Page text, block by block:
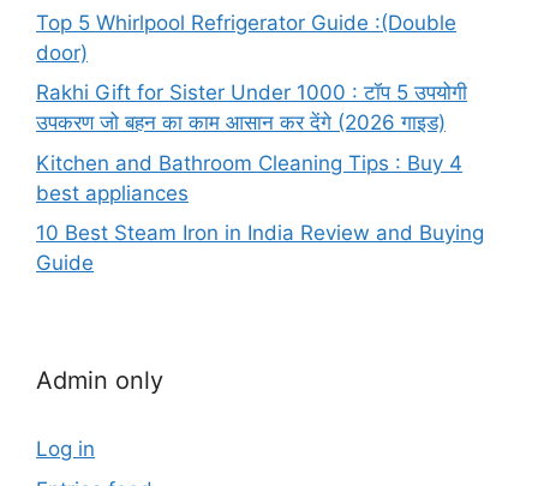
Top 5 Whirlpool Refrigerator Guide :(Double
door)
Rakhi Gift for Sister Under 1000 : टॉप 5 उपयोगी
उपकरण जो बहन का काम आसान कर देंगे (2026 गाइड)
Kitchen and Bathroom Cleaning Tips : Buy 4
best appliances
10 Best Steam Iron in India Review and Buying
Guide
Admin only
Log in